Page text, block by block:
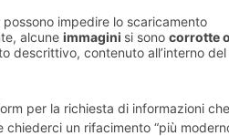
impedire lo scaricamento
alcune immagini si sono corrotte o
descrittivo, contenuto all’interno
per la richiesta di informazioni
un rifacimento “più